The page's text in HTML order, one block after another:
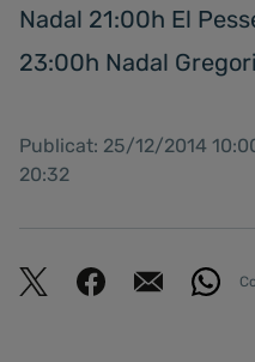
Nadal 21:00h El
23:00h Nadal
Publicat: 25/12/2014
20:32